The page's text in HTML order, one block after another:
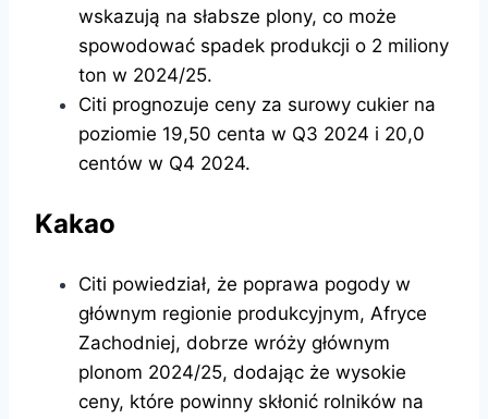
wskazują na słabsze plony, co może
spowodować spadek produkcji o 2 miliony
ton w 2024/25.
Citi prognozuje ceny za surowy cukier na
poziomie 19,50 centa w Q3 2024 i 20,0
centów w Q4 2024.
Kakao
Citi powiedział, że poprawa pogody w
głównym regionie produkcyjnym, Afryce
Zachodniej, dobrze wróży głównym
plonom 2024/25, dodając że wysokie
ceny, które powinny skłonić rolników na